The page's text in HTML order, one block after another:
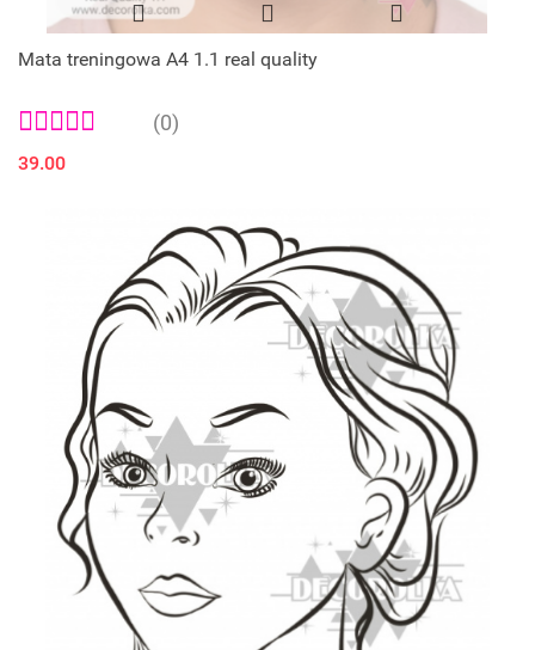
Mata treningowa A4 1.1 real quality
(0)
39.00